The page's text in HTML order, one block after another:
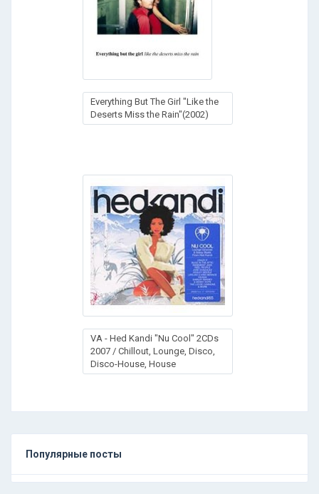
Everything But The Girl "Like the
Deserts Miss the Rain"(2002)
VA - Hed Kandi "Nu Cool" 2CDs
2007 / Chillout, Lounge, Disco,
Disco-House, House
Популярные посты